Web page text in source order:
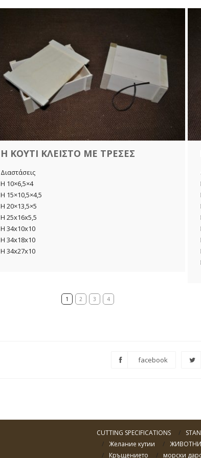
H ΚΟΥΤΙ ΚΛΕΙΣΤΟ ΜΕ ΤΡΕΣΕΣ
Διαστάσεις
H 10×6,5×4
H 15×10,5×4,5
H 20×13,5×5
H 25x16x5,5
H 34x10x10
H 34x18x10
H 34x27x10
1 2 3 4
facebook
CUTTING SPECIFICATIONS
Желание кутии
ЖИВОТНИ
Кръщението
морски